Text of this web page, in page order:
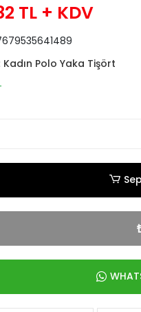
TL + KDV
Kadın Polo Yaka Tişört